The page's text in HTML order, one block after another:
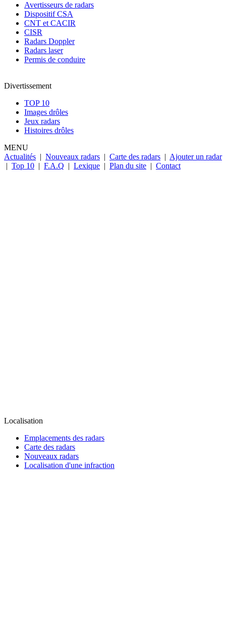
Avertisseurs de radars
Dispositif CSA
CNT et CACIR
CISR
Radars Doppler
Radars laser
Permis de conduire
Divertissement
TOP 10
Images drôles
Jeux radars
Histoires drôles
MENU
Actualités | Nouveaux radars | Carte des radars | Ajouter un radar
| Top 10 | F.A.Q | Lexique | Plan du site | Contact
Localisation
Emplacements des radars
Carte des radars
Nouveaux radars
Localisation d'une infraction